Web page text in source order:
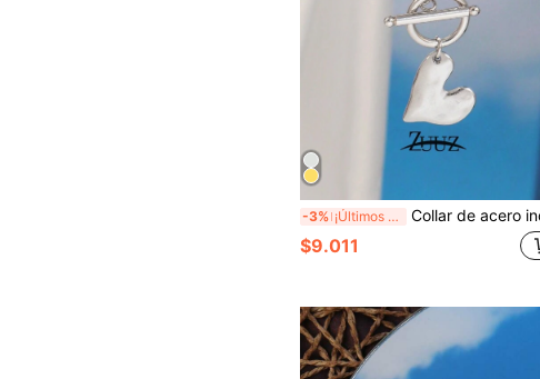
-3% ¡Últimos 2 días Collar de acero inoxidable con colgante de corazón retro de color dorado, collar gargantilla con cadena de amor para mujeres y niñas, joyería para
$9.011